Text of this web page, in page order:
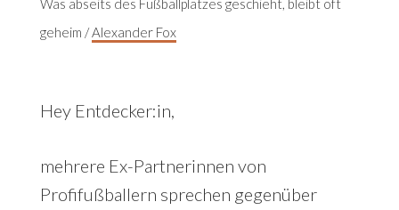
Was abseits des Fußballplatzes geschieht, bleibt oft
geheim /Alexander Fox
Hey Entdecker:in,
mehrere Ex-Partnerinnen von
Profifußballern sprechen gegenüber